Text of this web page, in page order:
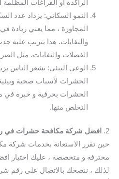
الراكدة أو الفراغات
النمو السكاني: يزداد عدد
المجاورة ، مما يعني زيادة في
والنفايات. هذا يترتب عليه
الفضلات والنفايات، مثل
الوعي البيئي: يشعر الناس
الحشرات لأسباب صحية
الحشرات بحرفية و خبرة في
التخلص منها.
2.
افضل شركة مكافحة حشرات في
حين تقرر الاستعانة بخدمات شركة
محترفة و متخصصة ، عليك اختيار
لذلك ، ننصحك بالاتصال على رقم